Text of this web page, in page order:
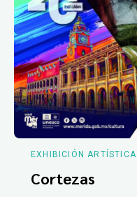
EXHIBICIÓN ARTÍSTICA
Cortezas